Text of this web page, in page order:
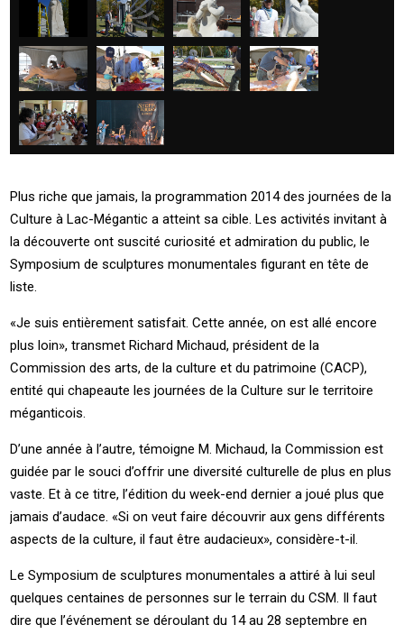
Plus riche que jamais, la programmation 2014 des journées de la
Culture à Lac-Mégantic a atteint sa cible. Les activités invitant à
la découverte ont suscité curiosité et admiration du public, le
Symposium de sculptures monumentales figurant en tête de
liste.
«Je suis entièrement satisfait. Cette année, on est allé encore
plus loin», transmet Richard Michaud, président de la
Commission des arts, de la culture et du patrimoine (CACP),
entité qui chapeaute les journées de la Culture sur le territoire
méganticois.
D’une année à l’autre, témoigne M. Michaud, la Commission est
guidée par le souci d’offrir une diversité culturelle de plus en plus
vaste. Et à ce titre, l’édition du week-end dernier a joué plus que
jamais d’audace. «Si on veut faire découvrir aux gens différents
aspects de la culture, il faut être audacieux», considère-t-il.
Le Symposium de sculptures monumentales a attiré à lui seul
quelques centaines de personnes sur le terrain du CSM. Il faut
dire que l’événement se déroulant du 14 au 28 septembre en